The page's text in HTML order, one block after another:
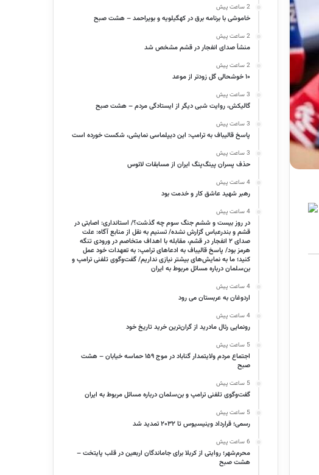
2 ساعت پیش
خاموشی با برنامه برق در کهگیلویه و بویراحمد – هشت صبح
2 ساعت پیش
منشأ صدای انفجار در قشم مشخص شد
2 ساعت پیش
۱۰ خوشحالی گل زودتر از موعد
3 ساعت پیش
گالیکش، روایت شبی دیگر از ایستادگی مردم – هشت صبح
3 ساعت پیش
پاسخ قالیباف به ترامپ: این دیپلماسی نمایشی، شکست خورده است
3 ساعت پیش
حذف پسران پینگ‌پنگ ایران از مسابقات لائوس
4 ساعت پیش
رهبر شهید عاشق کار و خدمت بود
4 ساعت پیش
در روز بیست و ششم جنگ سوم چه گذشت؟/ استانداری: اصابتی در
قشم و بندرعباس گزارش نشده/ تسنیم به نقل از منابع آگاه: علت
صدای ۲ انفجار در قشم، مقابله با اهداف متخاصم در ورودی تنگه
هرمز بود/ پاسخ قالیباف به ادعاهای ترامپ: به تعهدات‌ خود عمل
کنید؛ ما به نمایش‌های بیشتر نیازی نداریم/ گفت‌وگوی تلفنی ترامپ و
بن‌سلمان درباره مسائل مربوط به ایران
4 ساعت پیش
اردوغان به عربستان می رود
4 ساعت پیش
رونمایی رئال مادرید از گران‌ترین خرید تاریخ خود
5 ساعت پیش
اجتماع مردم ولایتمدار گناباد در موج ۱۵۹ حماسه خیابان – هشت
صبح
5 ساعت پیش
گفت‌وگوی تلفنی ترامپ و بن‌سلمان درباره مسائل مربوط به ایران
5 ساعت پیش
رسمی؛ قرارداد وینیسیوس تا ۲۰۳۲ تمدید شد
6 ساعت پیش
محرم‌شهر؛ روایتی از کربلا برای جاماندگان اربعین در قلب پایتخت –
هشت صبح